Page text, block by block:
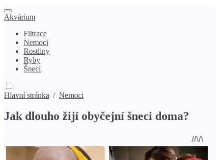
Akvárium
Filtrace
Nemoci
Rostliny
Ryby
Šneci
Hlavní stránka / Nemoci
Jak dlouho žijí obyčejní šneci doma?